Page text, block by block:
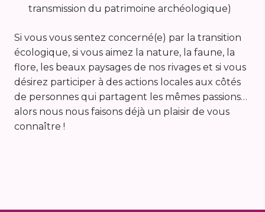
transmission du patrimoine archéologique)
Si vous vous sentez concerné(e) par la transition
écologique, si vous aimez la nature, la faune, la
flore, les beaux paysages de nos rivages et si vous
désirez participer à des actions locales aux côtés
de personnes qui partagent les mêmes passions…
alors nous nous faisons déjà un plaisir de vous
connaître !